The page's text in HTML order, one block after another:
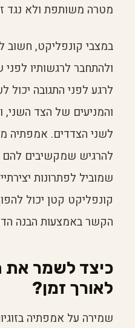
מטרה משותפת ולא נגד
במצבי קונפליקט, חשוב
ולהתחבר לרגשותיו
לרגע לפני התגובה יכול
והמניעים של הצד
לשני הצדדים. אמפתיה
להרגיש שמקשיבים להם
שמוביל לפתרונות
קונפליקט קטן יכול
הקשר באמצעות הבנה
כיצד לשמר
לאורך זמן?
שמירה על אמפתיה